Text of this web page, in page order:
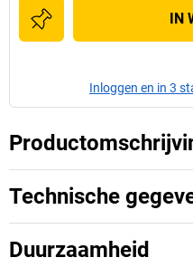
IN
Inloggen en in 3
Technische
Duurzaamheid